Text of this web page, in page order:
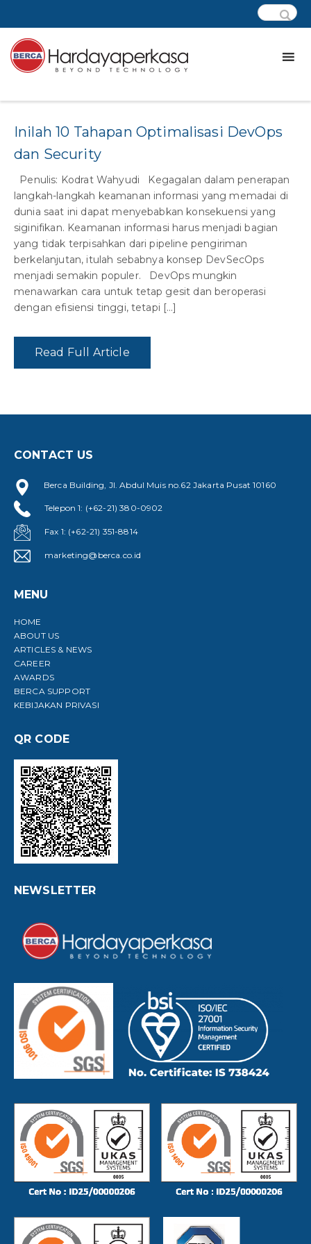
Inilah 10 Tahapan Optimalisasi DevOps
dan Security
Penulis: Kodrat Wahyudi Kegagalan dalam penerapan
langkah-langkah keamanan informasi yang memadai di
dunia saat ini dapat menyebabkan konsekuensi yang
siginifikan. Keamanan informasi harus menjadi bagian
yang tidak terpisahkan dari pipeline pengiriman
berkelanjutan, itulah sebabnya konsep DevSecOps
menjadi semakin populer. DevOps mungkin
menawarkan cara untuk tetap gesit dan beroperasi
dengan efisiensi tinggi, tetapi […]
Read Full Article
CONTACT US
Berca Building, Jl. Abdul Muis no.62 Jakarta Pusat 10160
Telepon 1: (+62-21) 380-0902
Fax 1: (+62-21) 351-8814
marketing@berca.co.id
MENU
HOME
ABOUT US
ARTICLES & NEWS
CAREER
AWARDS
BERCA SUPPORT
KEBIJAKAN PRIVASI
QR CODE
NEWSLETTER